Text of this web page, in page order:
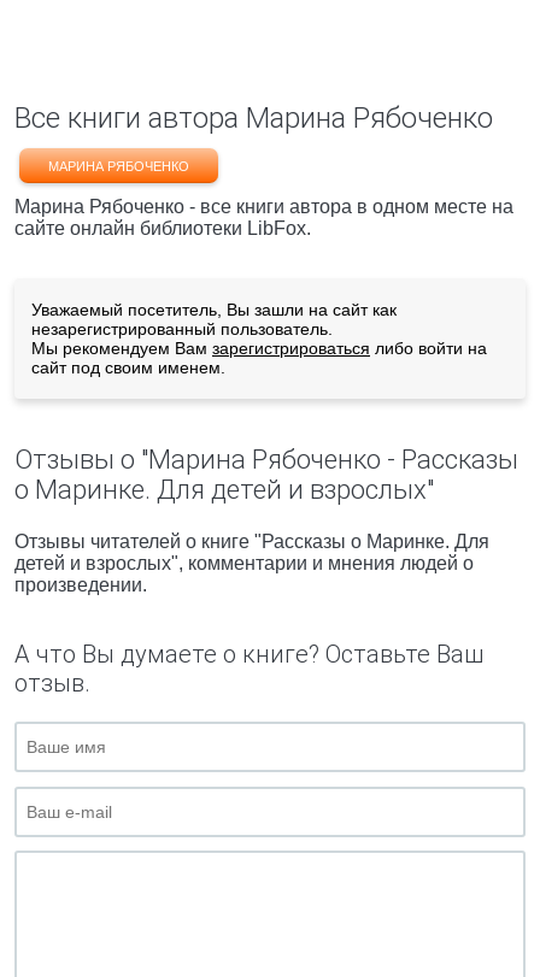
Все книги автора Марина Рябоченко
МАРИНА РЯБОЧЕНКО
Марина Рябоченко - все книги автора в одном месте на
сайте онлайн библиотеки LibFox.
Уважаемый посетитель, Вы зашли на сайт как
незарегистрированный пользователь.
Мы рекомендуем Вам зарегистрироваться либо войти на
сайт под своим именем.
Отзывы о "Марина Рябоченко - Рассказы
о Маринке. Для детей и взрослых"
Отзывы читателей о книге "Рассказы о Маринке. Для
детей и взрослых", комментарии и мнения людей о
произведении.
А что Вы думаете о книге? Оставьте Ваш
отзыв.